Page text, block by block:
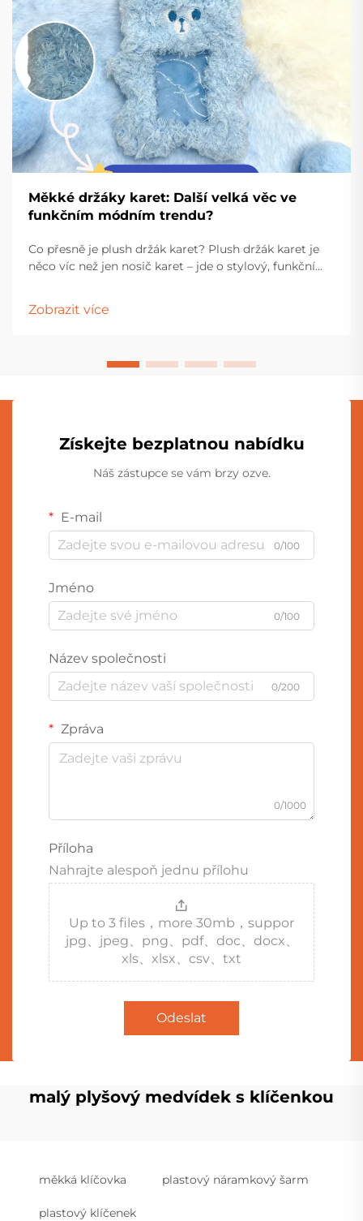
Měkké držáky karet: Další velká věc ve
funkčním módním trendu?
Co přesně je plush držák karet? Plush držák karet je
něco víc než jen nosič karet – jde o stylový, funkční
měkkých materiálů, jako je samet, plush nebo...
Zobrazit více
Získejte bezplatnou nabídku
Náš zástupce se vám brzy ozve.
E-mail
0/100
Jméno
0/100
Název společnosti
0/200
Zpráva
0/1000
Příloha
Nahrajte alespoň jednu přílohu
Up to 3 files，more 30mb，suppor
jpg、jpeg、png、pdf、doc、docx、
xls、xlsx、csv、txt
Odeslat
malý plyšový medvídek s klíčenkou
měkká klíčovka plastový náramkový šarm
plastový klíčenek